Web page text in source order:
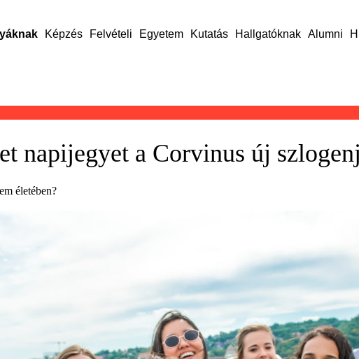
Képzés Felvételi Egyetem Kutatás Hallgatóknak Alumni
napijegyet a Corvinus új
életében?